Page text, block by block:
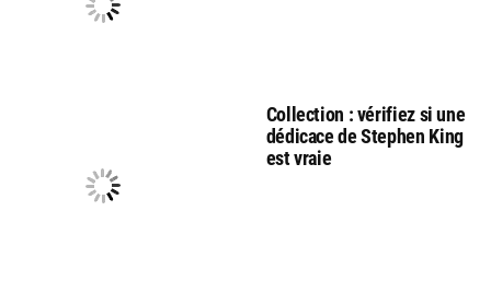
Collection : vérifiez si une
dédicace de Stephen King
est vraie